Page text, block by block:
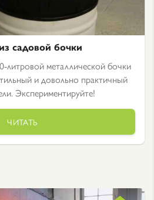
садовой бочки
металлической бочки
и довольно практичный
Экспериментируйте!
ЧИТАТЬ